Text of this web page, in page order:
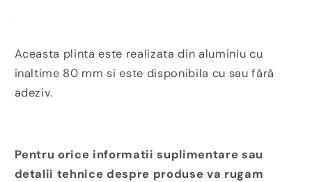
Aceasta plinta este realizata din aluminiu cu
inaltime 80 mm si este disponibila cu sau fără
adeziv.
Pentru orice informatii suplimentare sau
detalii tehnice despre produse va rugam